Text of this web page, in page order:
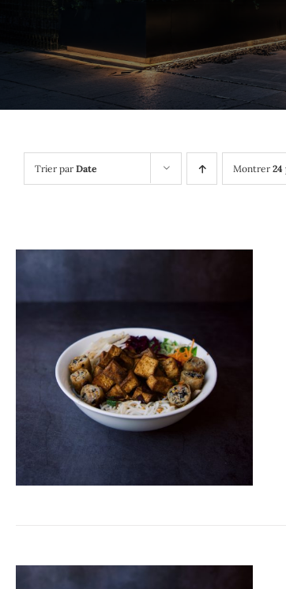
Trier par Date Montrer 24
ADD TO CART / DÉTAILS